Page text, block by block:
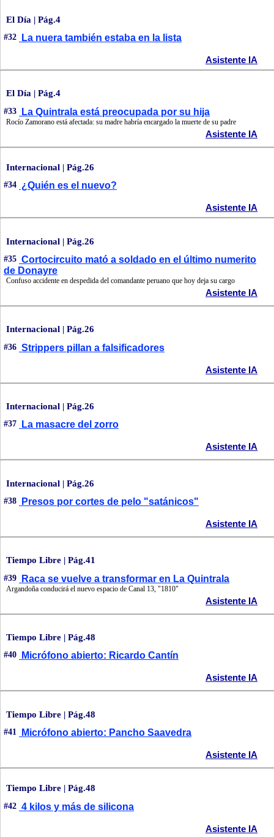
El Día | Pág.4
#32 La nuera también estaba en la lista
Asistente IA
El Día | Pág.4
#33 La Quintrala está preocupada por su hija
Rocío Zamorano está afectada: su madre habría encargado la muerte de su padre
Asistente IA
Internacional | Pág.26
#34 ¿Quién es el nuevo?
Asistente IA
Internacional | Pág.26
#35 Cortocircuito mató a soldado en el último numerito
de Donayre
Confuso accidente en despedida del comandante peruano que hoy deja su cargo
Asistente IA
Internacional | Pág.26
#36 Strippers pillan a falsificadores
Asistente IA
Internacional | Pág.26
#37 La masacre del zorro
Asistente IA
Internacional | Pág.26
#38 Presos por cortes de pelo "satánicos"
Asistente IA
Tiempo Libre | Pág.41
#39 Raca se vuelve a transformar en La Quintrala
Argandoña conducirá el nuevo espacio de Canal 13, "1810"
Asistente IA
Tiempo Libre | Pág.48
#40 Micrófono abierto: Ricardo Cantín
Asistente IA
Tiempo Libre | Pág.48
#41 Micrófono abierto: Pancho Saavedra
Asistente IA
Tiempo Libre | Pág.48
#42 4 kilos y más de silicona
Asistente IA